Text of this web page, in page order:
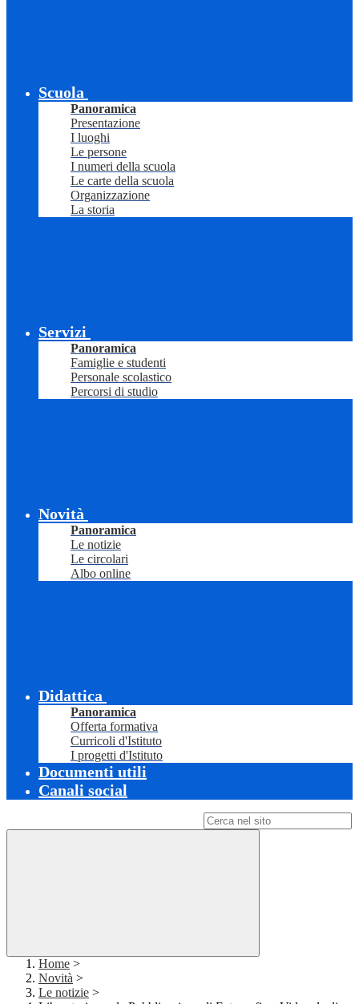
Scuola
Panoramica
Presentazione
I luoghi
Le persone
I numeri della scuola
Le carte della scuola
Organizzazione
La storia
Servizi
Panoramica
Famiglie e studenti
Personale scolastico
Percorsi di studio
Novità
Panoramica
Le notizie
Le circolari
Albo online
Didattica
Panoramica
Offerta formativa
Curricoli d'Istituto
I progetti d'Istituto
Documenti utili
Canali social
Home >
Novità >
Le notizie >